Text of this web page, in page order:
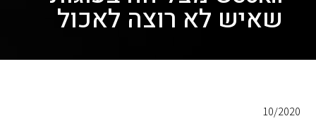
שאיש לא רוצה לאכול
10/2020